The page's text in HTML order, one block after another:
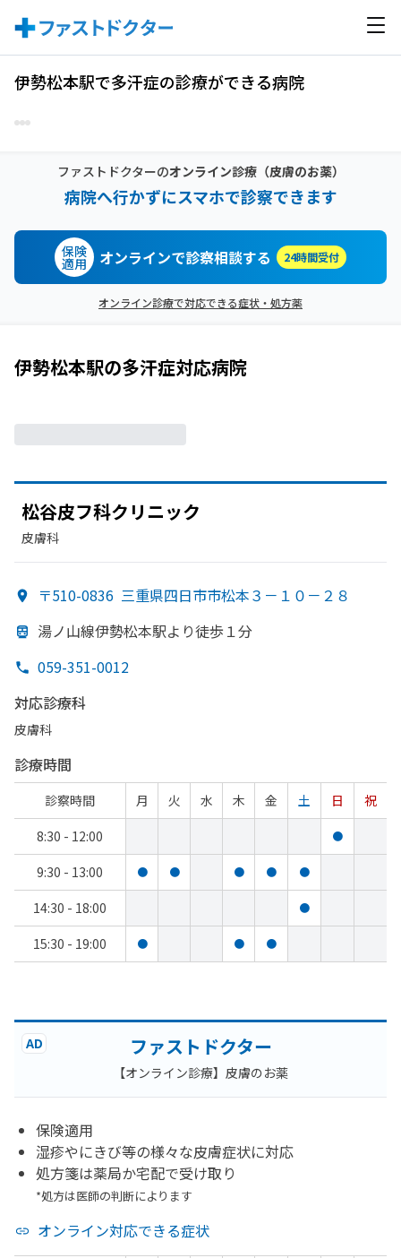
伊勢松本駅で多汗症の診療ができる病院
ファストドクターのオンライン診療（皮膚のお薬）
病院へ行かずにスマホで診察できます
保険
適用 オンラインで診察相談する 24時間受付
オンライン診療で対応できる症状・処方薬
伊勢松本駅の多汗症対応病院
松谷皮フ科クリニック
皮膚科
〒510-0836 三重県四日市市松本３－１０－２８
湯ノ山線伊勢松本駅より徒歩１分
059-351-0012
対応診療科
皮膚科
診療時間
診察時間 月 火 水 木 金 土 日
祝
8:30 - 12:00
●
9:30 - 13:00 ● ● ● ● ●
14:30 - 18:00 ●
15:30 - 19:00 ● ● ●
AD ファストドクター
【オンライン診療】皮膚のお薬
保険適用
湿疹やにきび等の様々な皮膚症状に対応
処方箋は薬局か宅配で受け取り
*処方は医師の判断によります
オンライン対応できる症状